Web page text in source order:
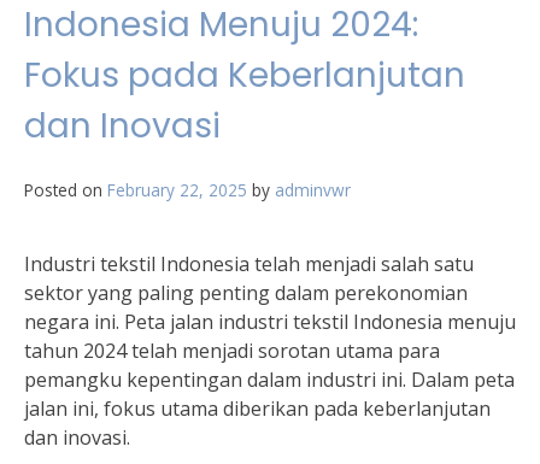
Indonesia Menuju 2024:
Fokus pada Keberlanjutan
dan Inovasi
Posted on February 22, 2025 by adminvwr
Industri tekstil Indonesia telah menjadi salah satu
sektor yang paling penting dalam perekonomian
negara ini. Peta jalan industri tekstil Indonesia menuju
tahun 2024 telah menjadi sorotan utama para
pemangku kepentingan dalam industri ini. Dalam peta
jalan ini, fokus utama diberikan pada keberlanjutan
dan inovasi.